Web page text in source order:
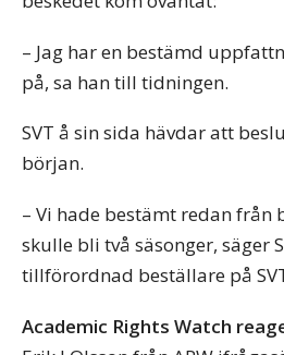
– Jag har en bestämd
på, sa han till tidningen.
SVT å sin sida hävdar att
början.
– Vi hade bestämt redan från
skulle bli två säsonger, säger
tillförordnad beställare på
Academic Rights Watch